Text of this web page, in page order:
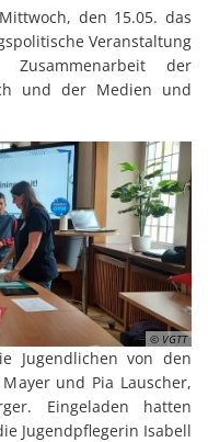
den 15.05. das
Veranstaltung
der
und der Medien und
© VGTT
Jugendlichen von den
und Pia Lauscher,
Eingeladen hatten
Jugendpflegerin Isabell